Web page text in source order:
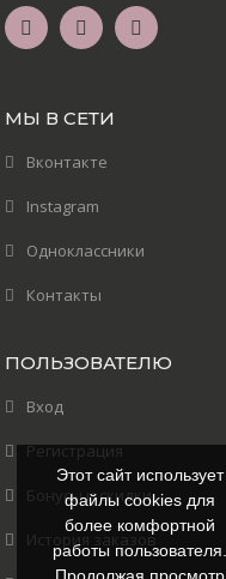
МЫ В СЕТИ
Вконтакте
Instagram
Одноклассники
Контакты
ПОЛЬЗОВАТЕЛЮ
Вход
Регистрация
Бонусы и скидки
История заказов
Этот сайт использует
файлы cookies для
более комфортной
работы пользователя.
Продолжая просмотр